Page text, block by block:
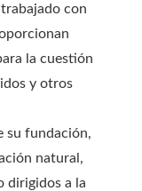
trabajado con
la cuestión
y otros
su fundación,
natural,
dirigidos a la